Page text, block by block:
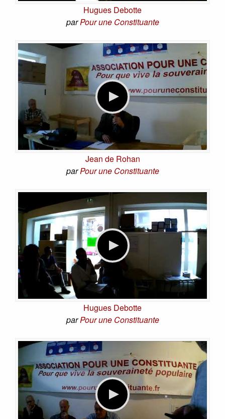
Hugues Debotte
parPour une Constituante
Jean de Rohan
parPour une Constituante
Hugues Debotte
parPour une Constituante